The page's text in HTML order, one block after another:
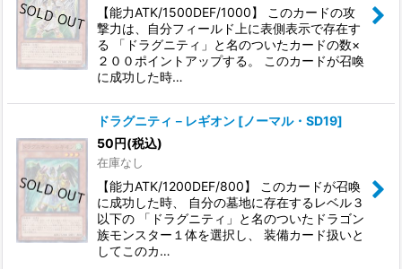
【能力ATK/1500DEF/1000】 このカードの攻
撃力は、自分フィールド上に表側表示で存在す
る 「ドラグニティ」と名のついたカードの数×
２００ポイントアップする。 このカードが召喚
に成功した時…
ドラグニティ－レギオン [ノーマル・SD19]
50円(税込)
在庫なし
【能力ATK/1200DEF/800】 このカードが召喚
に成功した時、 自分の墓地に存在するレベル３
以下の 「ドラグニティ」と名のついたドラゴン
族モンスター１体を選択し、 装備カード扱いと
してこのカ…